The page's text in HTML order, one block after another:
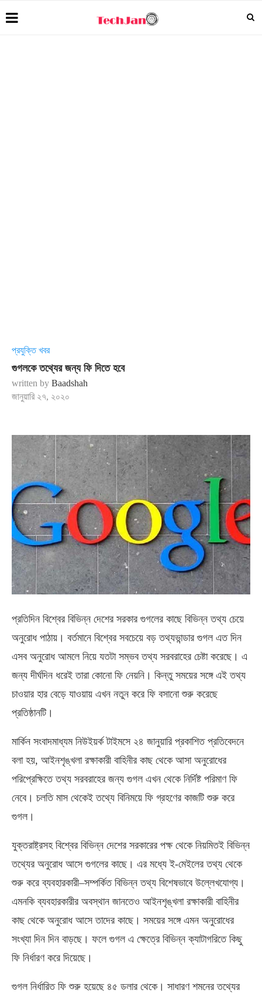
প্রযুক্তি খবর
গুগলকে তথ্যের জন্য ফি দিতে হবে
written by Baadshah
জানুয়ারি ২৭, ২০২০
প্রতিদিন বিশ্বের বিভিন্ন দেশের সরকার গুগলের কাছে বিভিন্ন তথ্য চেয়ে
অনুরোধ পাঠায়। বর্তমানে বিশ্বের সবচেয়ে বড় তথ্যভান্ডার গুগল এত দিন
এসব অনুরোধ আমলে নিয়ে যতটা সম্ভব তথ্য সরবরাহের চেষ্টা করেছে। এ
জন্য দীর্ঘদিন ধরেই তারা কোনো ফি নেয়নি। কিন্তু সময়ের সঙ্গে এই তথ্য
চাওয়ার হার বেড়ে যাওয়ায় এখন নতুন করে ফি বসানো শুরু করেছে
প্রতিষ্ঠানটি।
মার্কিন সংবাদমাধ্যম নিউইয়র্ক টাইমসে ২৪ জানুয়ারি প্রকাশিত প্রতিবেদনে
বলা হয়, আইনশৃঙ্খলা রক্ষাকারী বাহিনীর কাছ থেকে আসা অনুরোধের
পরিপ্রেক্ষিতে তথ্য সরবরাহের জন্য গুগল এখন থেকে নির্দিষ্ট পরিমাণ ফি
নেবে। চলতি মাস থেকেই তথ্যে বিনিময়ে ফি গ্রহণের কাজটি শুরু করে
গুগল।
যুক্তরাষ্ট্রসহ বিশ্বের বিভিন্ন দেশের সরকারের পক্ষ থেকে নিয়মিতই বিভিন্ন
তথ্যের অনুরোধ আসে গুগলের কাছে। এর মধ্যে ই-মেইলের তথ্য থেকে
শুরু করে ব্যবহারকারী–সম্পর্কিত বিভিন্ন তথ্য বিশেষভাবে উল্লেখযোগ্য।
এমনকি ব্যবহারকারীর অবস্থান জানতেও আইনশৃঙ্খলা রক্ষাকারী বাহিনীর
কাছ থেকে অনুরোধ আসে তাদের কাছে। সময়ের সঙ্গে এমন অনুরোধের
সংখ্যা দিন দিন বাড়ছে। ফলে গুগল এ ক্ষেত্রে বিভিন্ন ক্যাটাগরিতে কিছু
ফি নির্ধারণ করে দিয়েছে।
গুগল নির্ধারিত ফি শুরু হয়েছে ৪৫ ডলার থেকে। সাধারণ শমনের তথ্যের